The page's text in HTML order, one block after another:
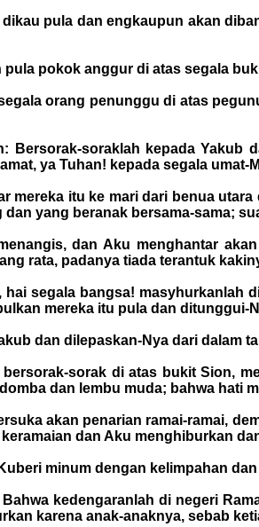
pula dan engkaupun akan
pokok anggur di atas segala
orang penunggu di atas
Bersorak-soraklah kepada
ya Tuhan! kepada segala umat-
mereka itu ke mari dari benua
yang beranak bersama-sama;
dan Aku menghantar
rata, padanya tiada terantuk
segala bangsa!
mereka itu pula dan
dan dilepaskan-Nya dari dalam
sorak di atas bukit Sion,
dan lembu muda; bahwa hati
akan penarian ramai-ramai,
dan Aku menghiburkan
minum dengan kelimpahan
kedengaranlah di negeri
karena anak-anaknya, sebab